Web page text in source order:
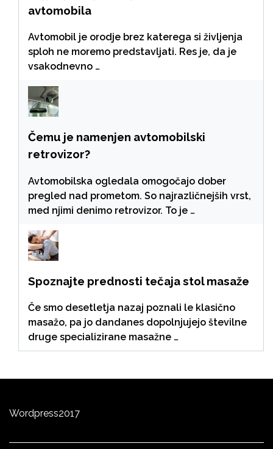
avtomobila
Avtomobil je orodje brez katerega si življenja
sploh ne moremo predstavljati. Res je, da je
vsakodnevno …
Čemu je namenjen avtomobilski
retrovizor?
Avtomobilska ogledala omogočajo dober
pregled nad prometom. So najrazličnejših vrst,
med njimi denimo retrovizor. To je …
Spoznajte prednosti tečaja stol masaže
Če smo desetletja nazaj poznali le klasično
masažo, pa jo dandanes dopolnjujejo številne
druge specializirane masažne …
Wordpress2017